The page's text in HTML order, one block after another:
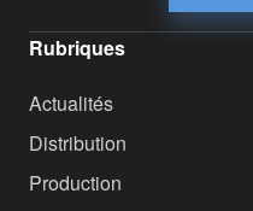
Rubriques
Actualités
Distribution
Production